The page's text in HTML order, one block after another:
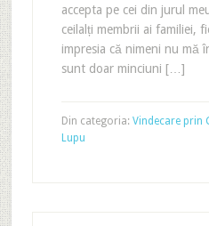
accepta pe cei din jurul
ceilalți membrii ai familiei,
impresia că nimeni nu mă
sunt doar minciuni […]
Din categoria: Vindecare prin
Lupu